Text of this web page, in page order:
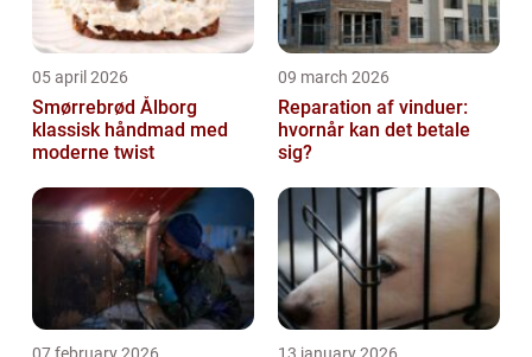
05 april 2026
Smørrebrød Ålborg
klassisk håndmad med
moderne twist
09 march 2026
Reparation af vinduer:
hvornår kan det betale
sig?